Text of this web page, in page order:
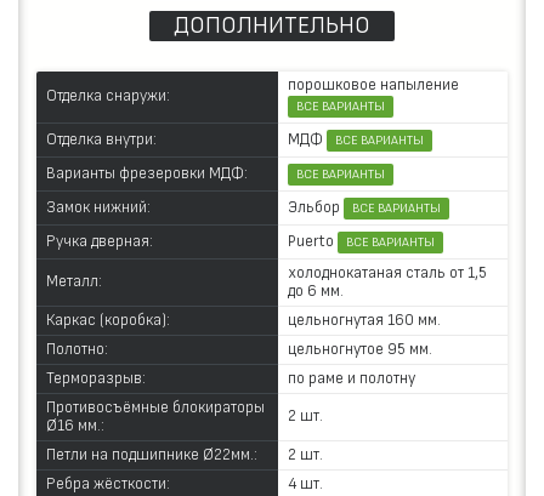
ДОПОЛНИТЕЛЬНО
Отделка снаружи:
порошковое напыление
ВСЕ ВАРИАНТЫ
Отделка внутри: МДФ ВСЕ ВАРИАНТЫ
Варианты фрезеровки МДФ: ВСЕ ВАРИАНТЫ
Замок нижний: Эльбор ВСЕ ВАРИАНТЫ
Ручка дверная: Puerto ВСЕ ВАРИАНТЫ
Металл:
холоднокатаная сталь от 1,5
до 6 мм.
Каркас (коробка):
цельногнутая 160 мм.
Полотно:
цельногнутое 95 мм.
Терморазрыв:
по раме и полотну
Противосъёмные блокираторы
Ø16 мм.:
2 шт.
Петли на подшипнике Ø22мм.:
2 шт.
Ребра жёсткости:
4 шт.